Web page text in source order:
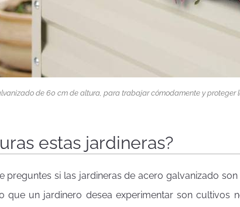
de 60 cm de altura, para trabajar cómodamente y proteger
estas jardineras?
preguntes si las jardineras de acero galvanizado
que un jardinero desea experimentar son cultivos